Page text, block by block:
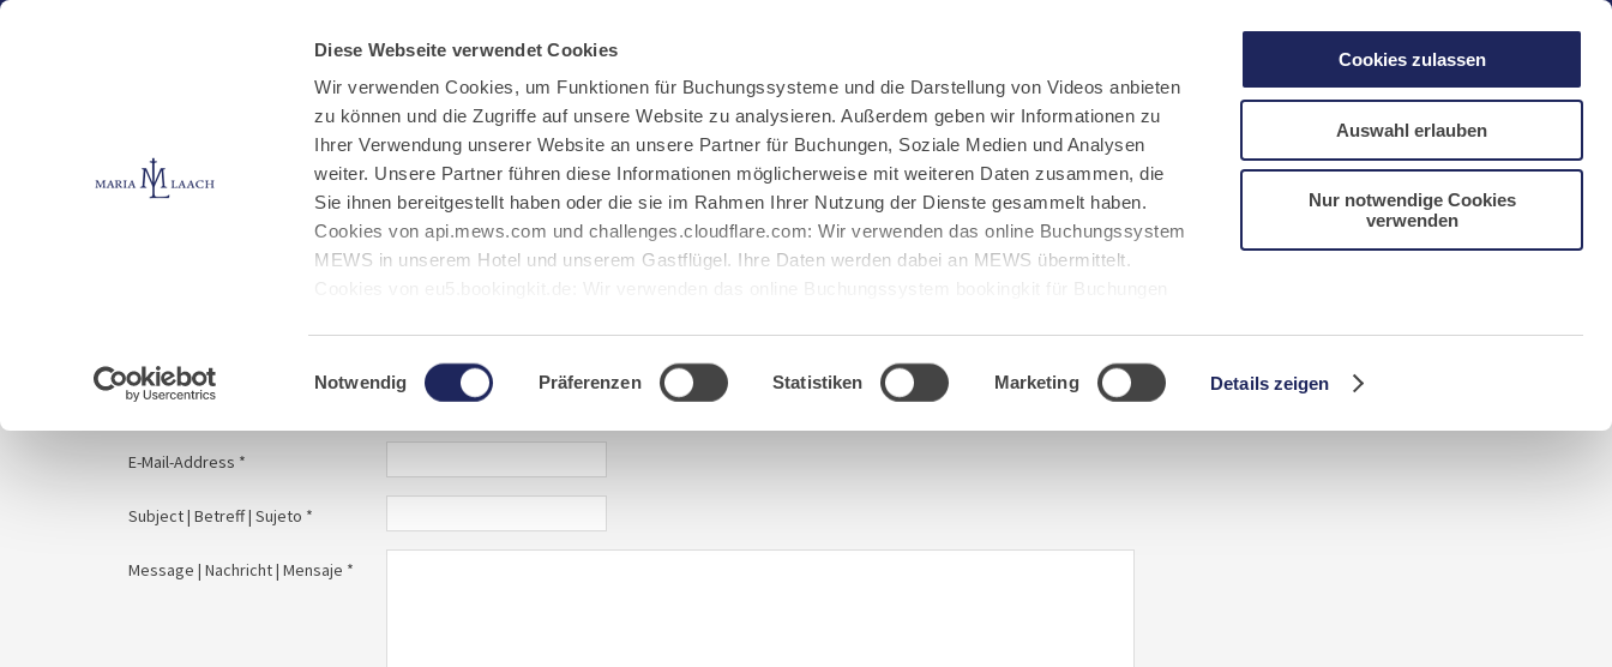
Diese Webseite verwendet Cookies
Wir verwenden Cookies, um Funktionen für Buchungssysteme und die Darstellung von Videos anbieten
zu können und die Zugriffe auf unsere Website zu analysieren. Außerdem geben wir Informationen zu
Ihrer Verwendung unserer Website an unsere Partner für Buchungen, Soziale Medien und Analysen
weiter. Unsere Partner führen diese Informationen möglicherweise mit weiteren Daten zusammen, die
Sie ihnen bereitgestellt haben oder die sie im Rahmen Ihrer Nutzung der Dienste gesammelt haben.
Cookies von api.mews.com und challenges.cloudflare.com: Wir verwenden das online Buchungssystem
MEWS in unserem Hotel und unserem Gastflügel. Ihre Daten werden dabei an MEWS übermittelt.
Einwilligungsauswahl
Notwendig Präferenzen Statistiken Marketing Details zeigen
Cookies zulassen
Auswahl erlauben
Nur notwendige Cookies
verwenden
Kloster Klosterbetriebe Spenden Infos
E-Mail schreiben
NL CN/中文
E-Mail schreiben
Your message to | Ihre Nachricht an | Tu mensaje: abtei@maria[...].de
* required information | erforderliche Informationen | Información requerida
Name | Nombre *
E-Mail-Address *
Subject | Betreff | Sujeto *
Message | Nachricht | Mensaje *